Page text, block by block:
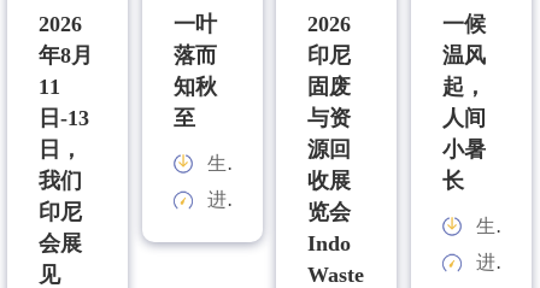
2026
年8月
11
日-13
日，
我们
印尼
会展
见
一叶
落而
知秋
至
生产能力：
进料规格：
2026
印尼
固废
与资
源回
收展
览会
Indo
Waste
一候
温风
起，
人间
小暑
长
生产能力：
进料规格：